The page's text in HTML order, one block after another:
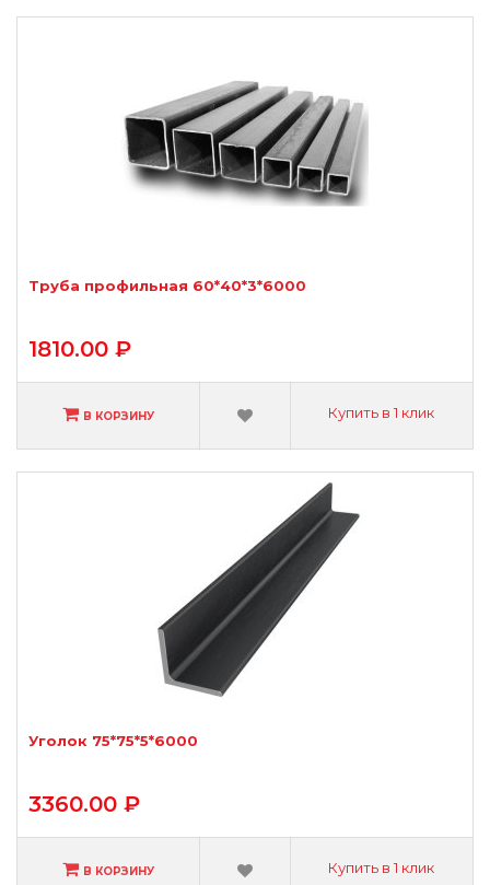
Труба профильная 60*40*3*6000
1810.00 ₽
В КОРЗИНУ Купить в 1 клик
Уголок 75*75*5*6000
3360.00 ₽
В КОРЗИНУ Купить в 1 клик